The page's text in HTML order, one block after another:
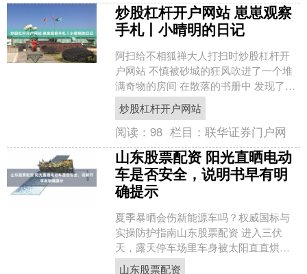
炒股杠杆开户网站 崽崽观察
手札丨小晴明的日记
阿扫给不相狐禅大人打扫时炒股杠杆开
户网站 不慎被砂城的狂风吹进了一个堆
满奇物的房间 在散落的书册中 发现了一
本陈旧却保存得完好无损的…… 竟然是
晴明大人儿时的日....
炒股杠杆开户网站
阅读：98 栏目：联华证券门户网
山东股票配资 阳光直晒电动
车是否安全，说明书早有明
确提示
夏季暴晒会伤新能源车吗？权威国标与
实操防护指南山东股票配资 进入三伏
天，露天停车场里车身被太阳直直烘
烤，短途办事临时停放几小时是否会伤
山东股票配资